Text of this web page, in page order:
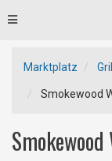
Toggle
Marktplatz
Smokewood